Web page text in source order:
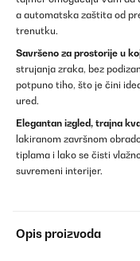
a automatska zaštita od
trenutku.
Savršeno za prostorije u
strujanja zraka, bez
potpuno tiho, što je čini
ured.
Elegantan izgled, trajna
lakiranom završnom
tiplama i lako se čisti
suvremeni interijer.
Opis proizvoda